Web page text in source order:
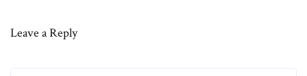
Leave a Reply